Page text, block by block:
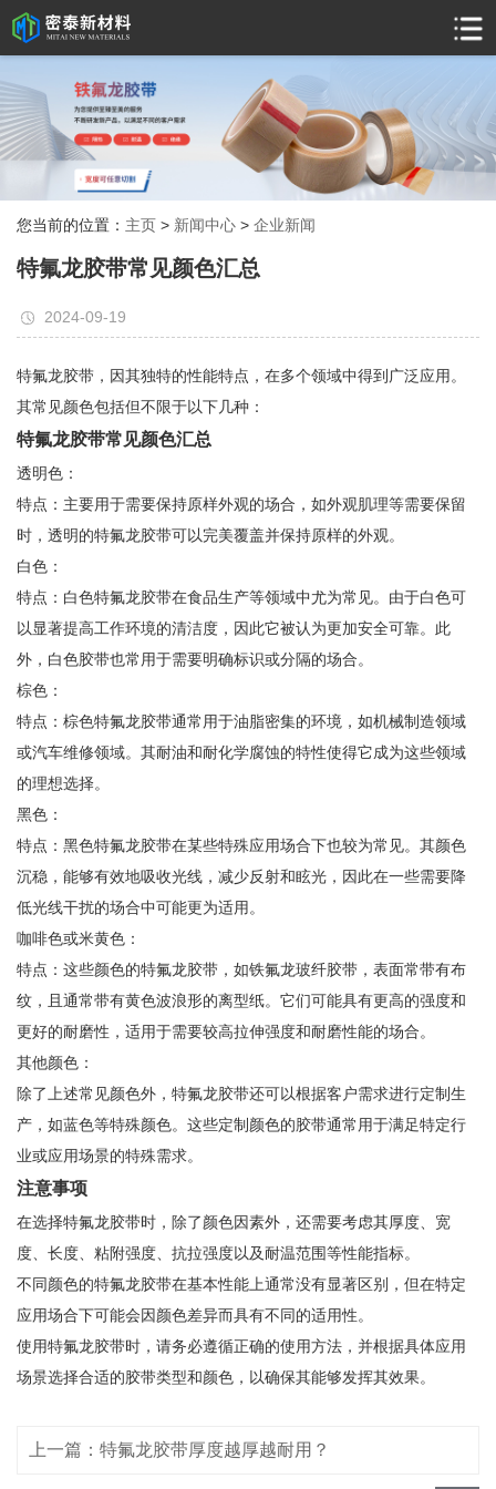
您当前的位置： 主页 > 新闻中心 > 企业新闻
特氟龙胶带常见颜色汇总
2024-09-19
特氟龙胶带，因其独特的性能特点，在多个领域中得到广泛应用。
其常见颜色包括但不限于以下几种：
特氟龙胶带常见颜色汇总
透明色：
特点：主要用于需要保持原样外观的场合，如外观肌理等需要保留
时，透明的特氟龙胶带可以完美覆盖并保持原样的外观。
白色：
特点：白色特氟龙胶带在食品生产等领域中尤为常见。由于白色可
以显著提高工作环境的清洁度，因此它被认为更加安全可靠。此
外，白色胶带也常用于需要明确标识或分隔的场合。
棕色：
特点：棕色特氟龙胶带通常用于油脂密集的环境，如机械制造领域
或汽车维修领域。其耐油和耐化学腐蚀的特性使得它成为这些领域
的理想选择。
黑色：
特点：黑色特氟龙胶带在某些特殊应用场合下也较为常见。其颜色
沉稳，能够有效地吸收光线，减少反射和眩光，因此在一些需要降
低光线干扰的场合中可能更为适用。
咖啡色或米黄色：
特点：这些颜色的特氟龙胶带，如铁氟龙玻纤胶带，表面常带有布
纹，且通常带有黄色波浪形的离型纸。它们可能具有更高的强度和
更好的耐磨性，适用于需要较高拉伸强度和耐磨性能的场合。
其他颜色：
除了上述常见颜色外，特氟龙胶带还可以根据客户需求进行定制生
产，如蓝色等特殊颜色。这些定制颜色的胶带通常用于满足特定行
业或应用场景的特殊需求。
注意事项
在选择特氟龙胶带时，除了颜色因素外，还需要考虑其厚度、宽
度、长度、粘附强度、抗拉强度以及耐温范围等性能指标。
不同颜色的特氟龙胶带在基本性能上通常没有显著区别，但在特定
应用场合下可能会因颜色差异而具有不同的适用性。
使用特氟龙胶带时，请务必遵循正确的使用方法，并根据具体应用
场景选择合适的胶带类型和颜色，以确保其能够发挥其效果。
上一篇：特氟龙胶带厚度越厚越耐用？